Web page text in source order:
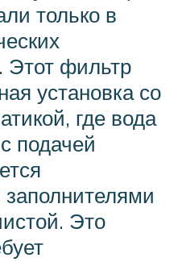
только в
Этот фильтр
установка со
где вода
подачей
Это